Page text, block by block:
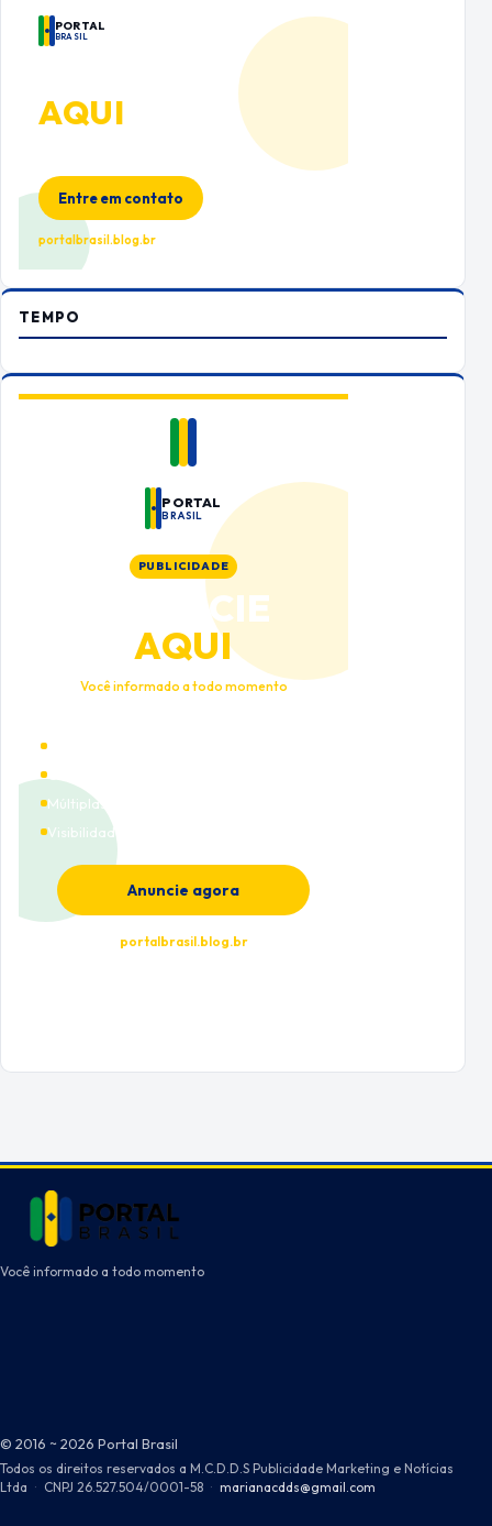
PORTAL
BRASIL
AQUI
Entre em contato
portalbrasil.blog.br
TEMPO
PORTAL
BRASIL
PUBLICIDADE
ANUNCIE
AQUI
Você informado a todo momento
Múltiplas categorias
Visibilidade premium
Anuncie agora
portalbrasil.blog.br
Você informado a todo momento
© 2016 ~ 2026 Portal Brasil
Todos os direitos reservados a M.C.D.D.S Publicidade Marketing e Notícias
Ltda · CNPJ 26.527.504/0001-58 · marianacdds@gmail.com